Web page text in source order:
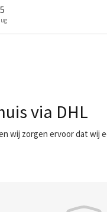
via DHL
wij zorgen ervoor dat